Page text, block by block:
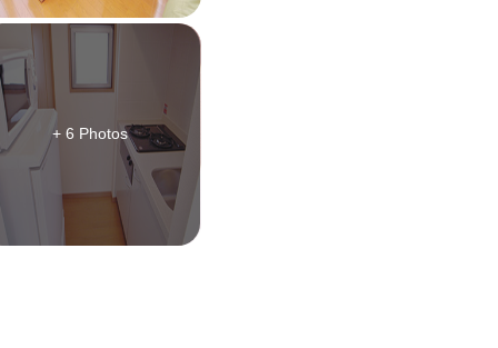
+ 6 Photos